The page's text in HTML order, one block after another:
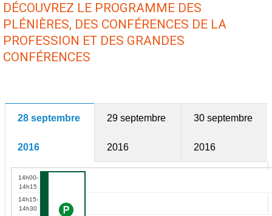
DÉCOUVREZ LE PROGRAMME DES
PLÉNIÈRES, DES CONFÉRENCES DE LA
PROFESSION ET DES GRANDES
CONFÉRENCES
28 septembre
2016
29 septembre
2016
30 septembre
2016
14h00-
14h15
14h15-
14h30